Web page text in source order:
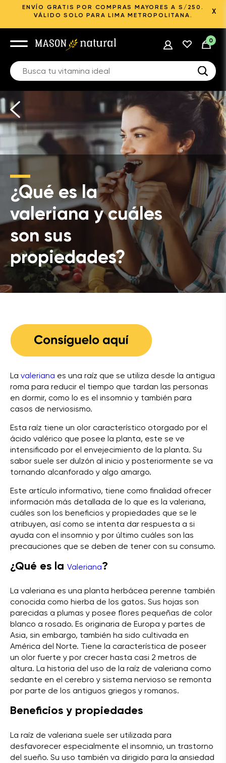
ENVÍO GRATIS POR COMPRAS MAYORES A S/250.
VÁLIDO SOLO PARA LIMA METROPOLITANA.
X
0
¿Qué es la
valeriana y cuáles
son sus
propiedades?
La valeriana es una raíz que se utiliza desde la antigua
roma para reducir el tiempo que tardan las personas
en dormir, como lo es el insomnio y también para
casos de nerviosismo.
Esta raíz tiene un olor característico otorgado por el
ácido valérico que posee la planta, este se ve
intensificado por el envejecimiento de la planta. Su
sabor suele ser dulzón al inicio y posteriormente se va
tornando alcanforado y algo amargo.
Este artículo informativo, tiene como finalidad ofrecer
información más detallada de lo que es la valeriana,
cuáles son los beneficios y propiedades que se le
atribuyen, así como se intenta dar respuesta a si
ayuda con el insomnio y por último cuáles son las
precauciones que se deben de tener con su consumo.
¿Qué es la Valeriana?
La valeriana es una planta herbácea perenne también
conocida como hierba de los gatos. Sus hojas son
parecidas a plumas y posee flores pequeñas de color
blanco a rosado. Es originaria de Europa y partes de
Asia, sin embargo, también ha sido cultivada en
América del Norte. Tiene la característica de poseer
un olor fuerte y por crecer hasta casi 2 metros de
altura. La historia del uso de la raíz de valeriana como
sedante en el cerebro y sistema nervioso se remonta
por parte de los antiguos griegos y romanos.
Beneficios y propiedades
La raíz de valeriana suele ser utilizada para
desfavorecer especialmente el insomnio, un trastorno
del sueño. Su uso también va dirigido para la ansiedad